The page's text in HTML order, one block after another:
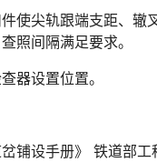
使尖轨跟端支距、辙
照间隔满足要求。
器设置位置。
岔铺设手册》 铁道部